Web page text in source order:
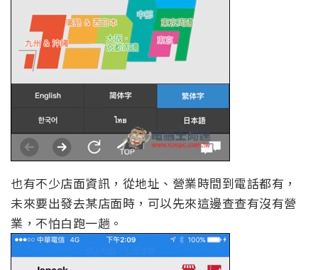
也有不少店面資訊，從地址、營業時間到電話都有，
未來要出發去某店面時，可以先來這邊查查有沒有營
業，不怕白跑一趟。